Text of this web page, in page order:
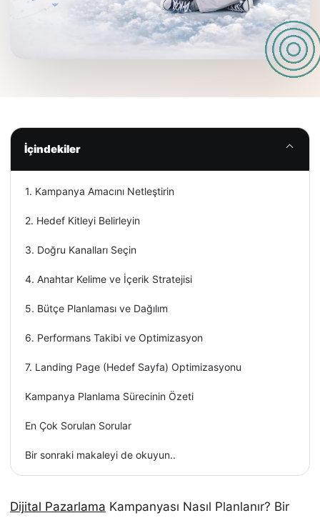
İçindekiler
1. Kampanya Amacını Netleştirin
2. Hedef Kitleyi Belirleyin
3. Doğru Kanalları Seçin
4. Anahtar Kelime ve İçerik Stratejisi
5. Bütçe Planlaması ve Dağılım
6. Performans Takibi ve Optimizasyon
7. Landing Page (Hedef Sayfa) Optimizasyonu
Kampanya Planlama Sürecinin Özeti
En Çok Sorulan Sorular
Bir sonraki makaleyi de okuyun..
Dijital Pazarlama Kampanyası Nasıl Planlanır? Bir